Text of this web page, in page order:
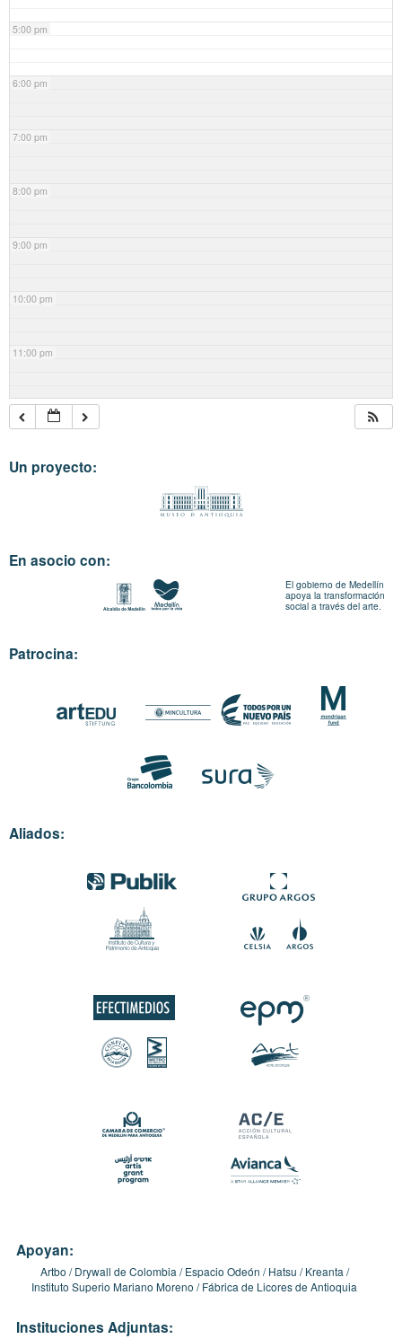
5:00 pm
6:00 pm
7:00 pm
8:00 pm
9:00 pm
10:00 pm
11:00 pm
Un proyecto:
En asocio con:
El gobierno de Medellín
apoya la transformación
social a través del arte.
Patrocina:
Aliados:
Apoyan:
Artbo Drywall de Colombia Espacio Odeón Hatsu
Kreanta
Instituto Superio Mariano Moreno
Fábrica de Licores de Antioquia
Instituciones Adjuntas: